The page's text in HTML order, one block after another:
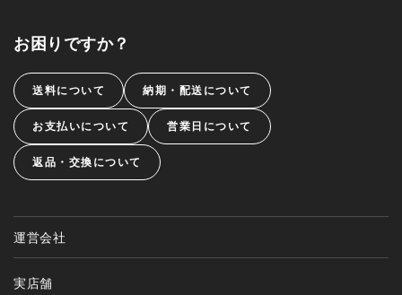
お困りですか？
送料について 納期・配送について
お支払いについて 営業日について
返品・交換について
運営会社
実店舗